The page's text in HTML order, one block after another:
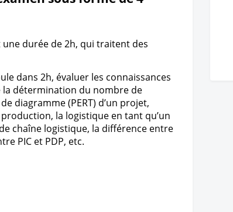
une durée de 2h, qui traitent des
dans 2h, évaluer les connaissances
la détermination du nombre de
diagramme (PERT) d’un projet,
la logistique en tant qu’un
chaîne logistique, la différence entre
PIC et PDP, etc.